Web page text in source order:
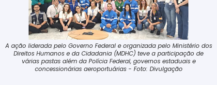
A ação liderada pelo Governo Federal e organizada pelo Ministério dos
Direitos Humanos e da Cidadania (MDHC) teve a participação de
várias pastas além da Polícia Federal, governos estaduais e
concessionárias aeroportuárias - Foto: Divulgação